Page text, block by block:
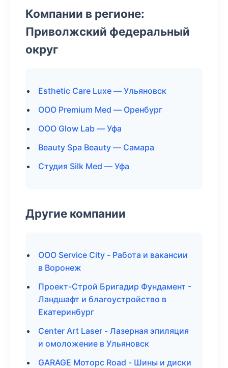
Компании в регионе:
Приволжский федеральный
округ
Esthetic Care Luxe — Ульяновск
ООО Premium Med — Оренбург
ООО Glow Lab — Уфа
Beauty Spa Beauty — Самара
Студия Silk Med — Уфа
Другие компании
ООО Service City - Работа и вакансии
в Воронеж
Проект-Строй Бригадир Фундамент -
Ландшафт и благоустройство в
Екатеринбург
Center Art Laser - Лазерная эпиляция
и омоложение в Ульяновск
GARAGE Моторс Road - Шины и диски